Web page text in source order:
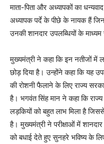
माता-पिता और अध्यापकों का
अध्यापक पर्दे के पीछे के नायक हैं
उनकी शानदार उपलब्धियों के माध्यम
मुख्यमंत्री ने कहा कि इन नतीजों में
छोड़ दिया है। उन्होंने कहा कि यह
की रोशनी फैलाने के लिए राज्य
है। भगवंत सिंह मान ने कहा कि राज्य
लड़कियों को बहुत लाभ मिला है
है। मुख्यमंत्री ने परीक्षाओं में शानदार
को बधाई देते हुए सुनहरे भविष्य के